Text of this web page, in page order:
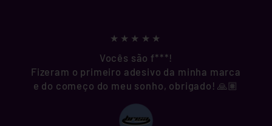
★★★★★
Vocês são f***!
Fizeram o primeiro adesivo da minha marca
e do começo do meu sonho, obrigado! 🙏🏽